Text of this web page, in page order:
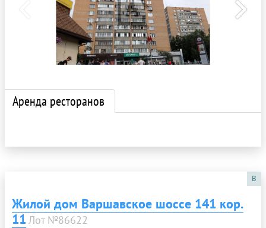
Аренда ресторанов
B
Жилой дом Варшавское шоссе 141 кор.
11 Лот №86622